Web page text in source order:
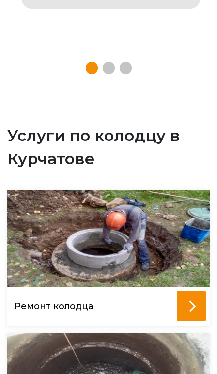
Услуги по колодцу в
Курчатове
Ремонт колодца